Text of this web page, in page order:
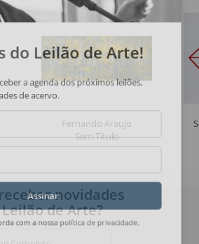
Fernando Araujo
Sem Título
do Leilão de Arte!
a agenda dos próximos leilões,
de acervo.
Assinar
novidades
de Arte?